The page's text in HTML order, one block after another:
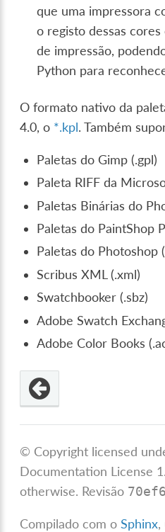
que uma impressora
o registo dessas
de impressão,
Python para
O formato nativo da
4.0, o *.kpl. Também
Paletas do Gimp (.gpl)
Paleta RIFF da
Paletas Binárias do
Paletas do PaintShop
Paletas do Photoshop
Scribus XML (.xml)
Swatchbooker (.sbz)
Adobe Swatch
Adobe Color Books
© Copyright licensed
Documentation License
otherwise. Revisão
Compilado com oSphinx,